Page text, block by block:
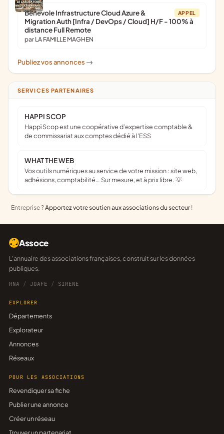
APPEL
Bénévole Infrastructure Cloud Azure &
Migration Auth [Infra / DevOps / Cloud] H/F - 100% à
distance Full Remote
par LA FAMILLE MAGHEN
Publiez vos annonces ->
SERVICES PARTENAIRES
HAPPI SCOP
Happï Scop est une coopérative d’expertise comptable &
de commissariat aux comptes dédié à l'ESS
WHAT THE WEB
Vos outils numériques au service de votre mission : site web,
adhésions, comptabilité… Sur mesure, et à prix libre. 💡
Entreprise ?Apportez votre soutien aux associations du secteur !
Assoce
L'annuaire des associations françaises, construit sur les données
publiques.
RNA / JOAFE / SIRENE
EXPLORER
Départements
Explorateur
Annonces
Réseaux
POUR LES ASSOCIATIONS
Revendiquer sa fiche
Publier une annonce
Créer un réseau